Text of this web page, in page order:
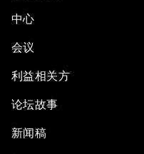
中心
会议
利益相关方
论坛故事
新闻稿